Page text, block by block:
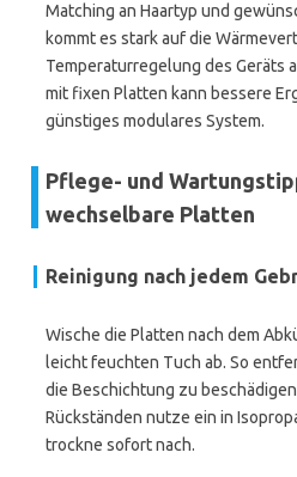
Matching an Haartyp und
kommt es stark auf die
Temperaturregelung des Geräts
mit fixen Platten kann bessere
günstiges modulares System.
Pflege- und
wechselbare Platten
Reinigung nach jedem
Wische die Platten nach dem
leicht feuchten Tuch ab. So
die Beschichtung zu
Rückständen nutze ein in
trockne sofort nach.